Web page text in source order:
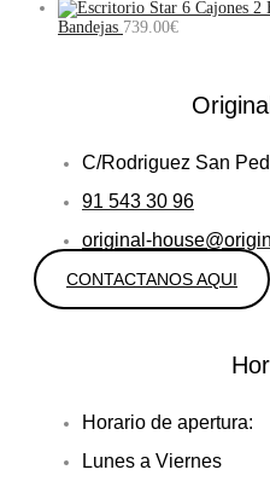
Bandejas 739.00€
C/Rodriguez San
91 543 30 96
original-
CONTACTANOS AQUI
Horario de apertura:
Lunes a Viernes